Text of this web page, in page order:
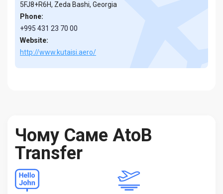
5FJ8+R6H, Zeda Bashi, Georgia
Phone:
+995 431 23 70 00
Website:
http://www.kutaisi.aero/
Чому Саме AtoB
Transfer